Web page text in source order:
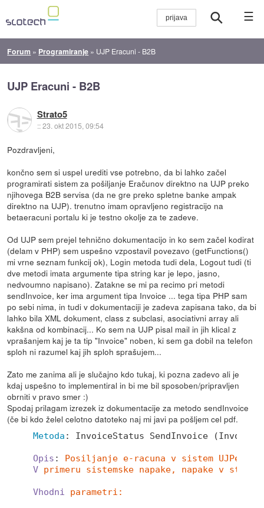
☰
Forum » Programiranje » UJP Eracuni - B2B
UJP Eracuni - B2B
Strato5
::23. okt 2015, 09:54
Pozdravljeni,
končno sem si uspel urediti vse potrebno, da bi lahko začel
programirati sistem za pošiljanje Eračunov direktno na UJP preko
njihovega B2B servisa (da ne gre preko spletne banke ampak
direktno na UJP). trenutno imam opravljeno registracijo na
betaeracuni portalu ki je testno okolje za te zadeve.
Od UJP sem prejel tehnično dokumentacijo in ko sem začel kodirat
(delam v PHP) sem uspešno vzpostavil povezavo (getFunctions()
mi vrne seznam funkcij ok), Login metoda tudi dela, Logout tudi (ti
dve metodi imata argumente tipa string kar je lepo, jasno,
nedvoumno napisano). Zatakne se mi pa recimo pri metodi
sendInvoice, ker ima argument tipa Invoice ... tega tipa PHP sam
po sebi nima, in tudi v dokumentaciji je zadeva zapisana tako, da bi
lahko bila XML dokument, class z subclasi, asociativni array ali
kakšna od kombinacij... Ko sem na UJP pisal mail in jih klical z
vprašanjem kaj je ta tip "Invoice" noben, ki sem ga dobil na telefon
sploh ni razumel kaj jih sploh sprašujem...
Zato me zanima ali je slučajno kdo tukaj, ki pozna zadevo ali je
kdaj uspešno to implementiral in bi me bil sposoben/pripravljen
obrniti v pravo smer :)
Spodaj prilagam izrezek iz dokumentacije za metodo sendInvoice
(če bi kdo želel celotno datoteko naj mi javi pa pošljem cel pdf.
Metoda : InvoiceStatus SendInvoice (Invoice
Opis : Posiljanje e-racuna v sistem
V primeru sistemske napake, napake v
Vhodni parametri: